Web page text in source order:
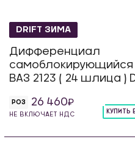
DRIFT ЗИМА
Дифференциал
самоблокирующийся
ВАЗ 2123 ( 24 шлица )
РОЗ 26 460
НЕ ВКЛЮЧАЕТ НДС КУПИТЬ